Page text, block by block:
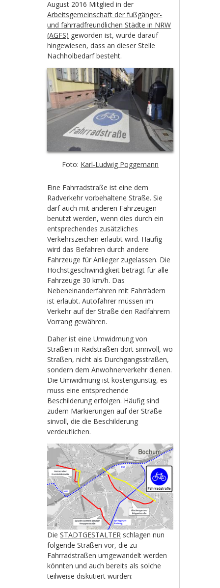
August 2016 Mitglied in der
Arbeitsgemeinschaft der fußgänger-
und fahrradfreundlichen Städte in NRW
(AGFS) geworden ist, wurde darauf
hingewiesen, dass an dieser Stelle
Nachholbedarf besteht.
Foto: Karl-Ludwig Poggemann
Eine Fahrradstraße ist eine dem
Radverkehr vorbehaltene Straße. Sie
darf auch mit anderen Fahrzeugen
benutzt werden, wenn dies durch ein
entsprechendes zusätzliches
Verkehrszeichen erlaubt wird. Häufig
wird das Befahren durch andere
Fahrzeuge für Anlieger zugelassen. Die
Höchstgeschwindigkeit beträgt für alle
Fahrzeuge 30 km/h. Das
Nebeneinanderfahren mit Fahrrädern
ist erlaubt. Autofahrer müssen im
Verkehr auf der Straße den Radfahrern
Vorrang gewähren.
Daher ist eine Umwidmung von
Straßen in Radstraßen dort sinnvoll, wo
Straßen, nicht als Durchgangsstraßen,
sondern dem Anwohnerverkehr dienen.
Die Umwidmung ist kostengünstig, es
muss eine entsprechende
Beschilderung erfolgen. Häufig sind
zudem Markierungen auf der Straße
sinvoll, die die Beschilderung
verdeutlichen.
DieSTADTGESTALTER schlagen nun
folgende Straßen vor, die zu
Fahrradstraßen umgewandelt werden
könnten und auch bereits als solche
teilweise diskutiert wurden: